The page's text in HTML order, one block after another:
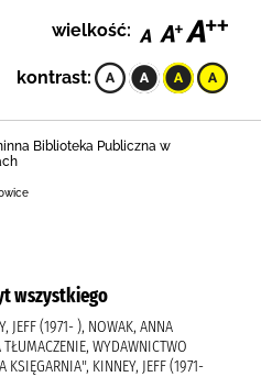
wielkość:
kontrast:
Biblioteka Publiczna w
wszystkiego
JEFF (1971- ), NOWAK, ANNA
TŁUMACZENIE, WYDAWNICTWO
KSIĘGARNIA", KINNEY, JEFF (1971-